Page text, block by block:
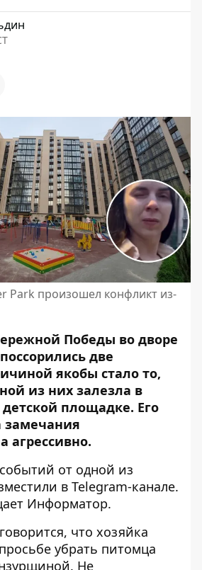
Park произошел конфликт из-
Победы во дворе
две
якобы стало то,
из них залезла в
детской площадке. Его
замечания
агрессивно.
от одной из
в Telegram-канале.
Информатор.
что хозяйка
убрать питомца
Не